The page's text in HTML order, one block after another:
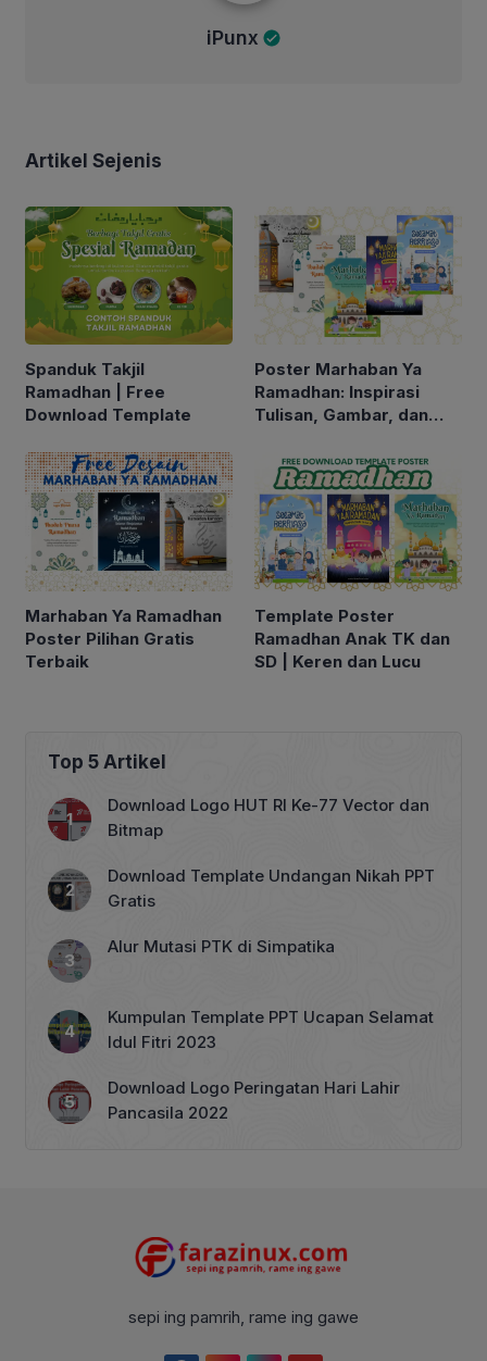
iPunx
Artikel Sejenis
Spanduk Takjil
Ramadhan | Free
Download Template
Poster Marhaban Ya
Ramadhan: Inspirasi
Tulisan, Gambar, dan
Bulan Suci 2025
Marhaban Ya Ramadhan
Poster Pilihan Gratis
Terbaik
Template Poster
Ramadhan Anak TK dan
SD | Keren dan Lucu
Top 5 Artikel
Download Logo HUT RI Ke-77 Vector dan
Bitmap
Download Template Undangan Nikah PPT
Gratis
Alur Mutasi PTK di Simpatika
Kumpulan Template PPT Ucapan Selamat
Idul Fitri 2023
Download Logo Peringatan Hari Lahir
Pancasila 2022
sepi ing pamrih, rame ing gawe